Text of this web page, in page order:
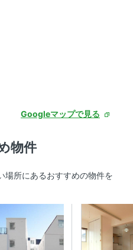
Googleマップで見る
物件
場所にあるおすすめの物件を